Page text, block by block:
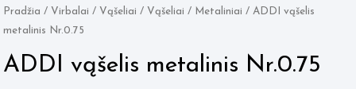
Pradžia / Virbalai / Vąšeliai / Vąšeliai / Metaliniai / ADDI vąšelis
metalinis Nr.0.75
ADDI vąšelis metalinis Nr.0.75